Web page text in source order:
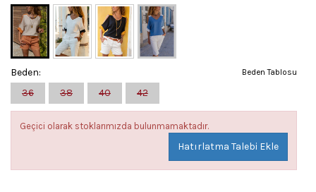
Beden Tablosu
Beden:
36
38 40 42
Geçici olarak stoklarımızda bulunmamaktadır.
Hatırlatma Talebi Ekle